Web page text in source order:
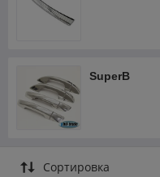
SuperB
Сортировка